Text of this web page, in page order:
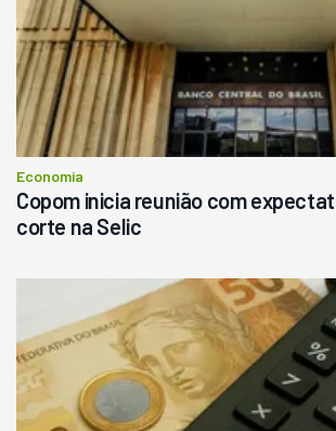
Economia
Copom inicia reunião com
corte na Selic